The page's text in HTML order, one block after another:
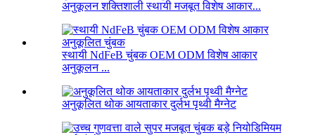
अनुकूलन शक्तिशाली स्थायी मजबूत विशेष आकार...
स्थायी NdFeB चुंबक OEM ODM विशेष आकार
अनुकूलन ...
अनुकूलित थोक आयताकार दुर्लभ पृथ्वी मैग्नेट